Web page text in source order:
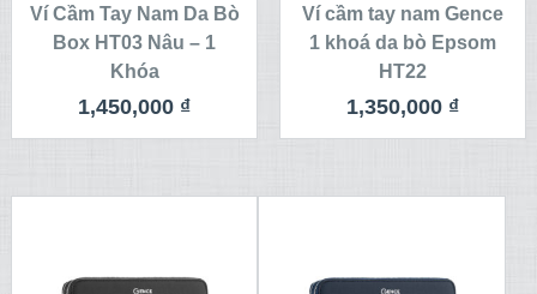
Ví Cầm Tay Nam Da Bò
Box HT03 Nâu – 1
Khóa
1,450,000 ₫
Ví cầm tay nam Gence
1 khoá da bò Epsom
HT22
1,350,000 ₫